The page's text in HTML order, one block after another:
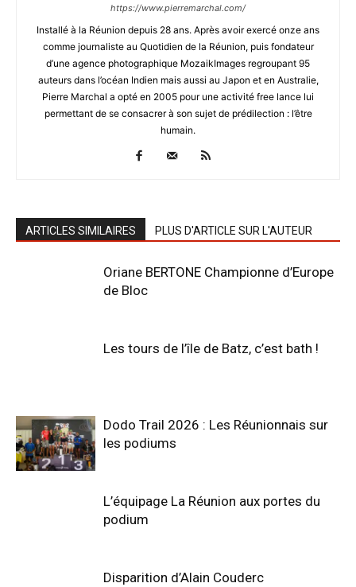
https://www.pierremarchal.com/
Installé à la Réunion depuis 28 ans. Après avoir exercé onze ans
comme journaliste au Quotidien de la Réunion, puis fondateur
d’une agence photographique MozaikImages regroupant 95
auteurs dans l’océan Indien mais aussi au Japon et en Australie,
Pierre Marchal a opté en 2005 pour une activité free lance lui
permettant de se consacrer à son sujet de prédilection : l’être
humain.
ARTICLES SIMILAIRES PLUS D'ARTICLE SUR L'AUTEUR
Oriane BERTONE Championne d’Europe
de Bloc
Les tours de l’île de Batz, c’est bath !
Dodo Trail 2026 : Les Réunionnais sur
les podiums
L’équipage La Réunion aux portes du
podium
Disparition d’Alain Couderc